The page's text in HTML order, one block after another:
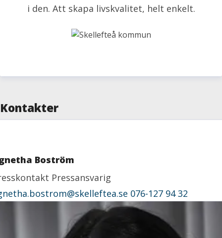
i den. Att skapa livskvalitet, helt enkelt.
Kontakter
Boström
Pressansvarig
076-127 94 32